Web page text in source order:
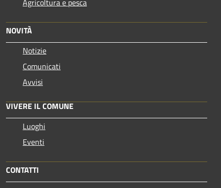
NOVITÀ
Notizie
Comunicati
Avvisi
VIVERE IL COMUNE
Luoghi
Eventi
CONTATTI